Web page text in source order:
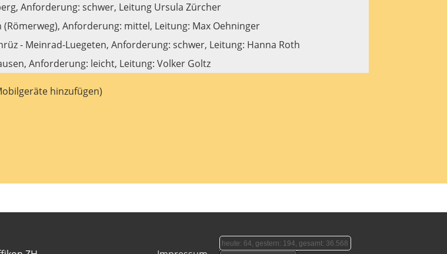
Anforderung: schwer, Leitung Ursula Zürcher
Anforderung: mittel, Leitung: Max Oehninger
- Meinrad-Luegeten, Anforderung: schwer, Leitung: Hanna Roth
Anforderung: leicht, Leitung: Volker Goltz
hinzufügen)
heute: 64, gestern: 194, gesamt: 36.568